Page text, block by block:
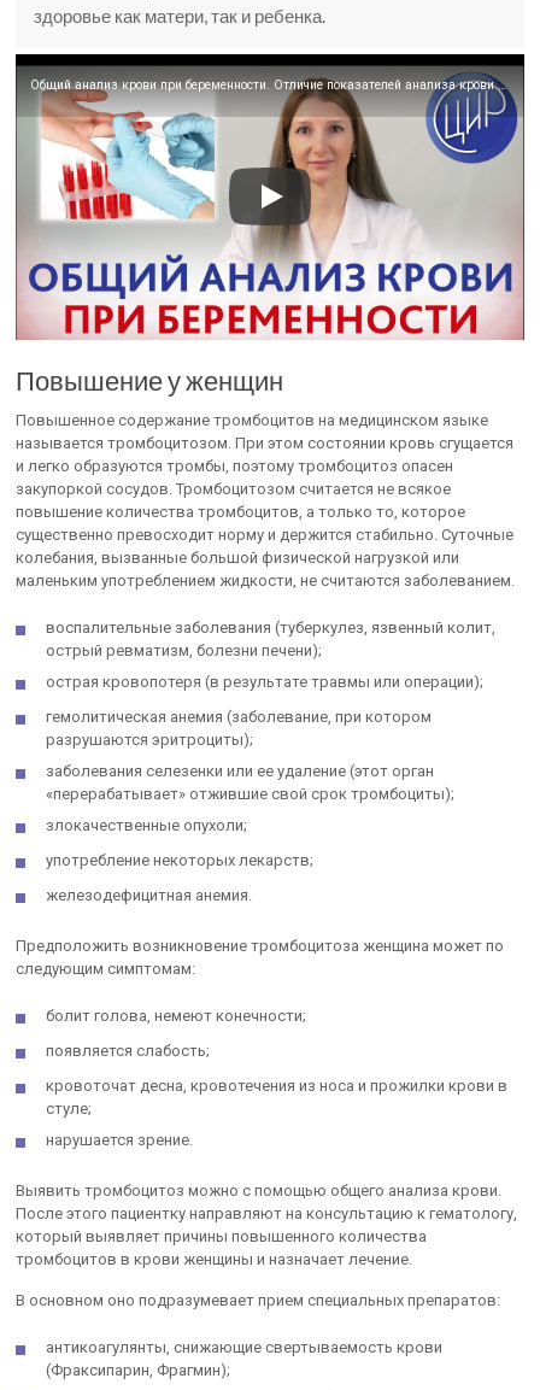
здоровье как матери, так и ребенка.
Общий анализ крови при беременности. Отличие показателей анализа крови при беременности и вне её.
Повышение у женщин
Повышенное содержание тромбоцитов на медицинском языке
называется тромбоцитозом. При этом состоянии кровь сгущается
и легко образуются тромбы, поэтому тромбоцитоз опасен
закупоркой сосудов. Тромбоцитозом считается не всякое
повышение количества тромбоцитов, а только то, которое
существенно превосходит норму и держится стабильно. Суточные
колебания, вызванные большой физической нагрузкой или
маленьким употреблением жидкости, не считаются заболеванием.
воспалительные заболевания (туберкулез, язвенный колит,
острый ревматизм, болезни печени);
острая кровопотеря (в результате травмы или операции);
гемолитическая анемия (заболевание, при котором
разрушаются эритроциты);
заболевания селезенки или ее удаление (этот орган
«перерабатывает» отжившие свой срок тромбоциты);
злокачественные опухоли;
употребление некоторых лекарств;
железодефицитная анемия.
Предположить возникновение тромбоцитоза женщина может по
следующим симптомам:
болит голова, немеют конечности;
появляется слабость;
кровоточат десна, кровотечения из носа и прожилки крови в
стуле;
нарушается зрение.
Выявить тромбоцитоз можно с помощью общего анализа крови.
После этого пациентку направляют на консультацию к гематологу,
который выявляет причины повышенного количества
тромбоцитов в крови женщины и назначает лечение.
В основном оно подразумевает прием специальных препаратов:
антикоагулянты, снижающие свертываемость крови
(Фраксипарин, Фрагмин);